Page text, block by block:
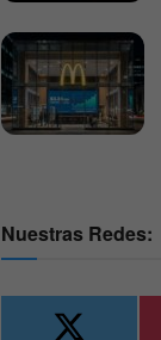
Nuestras Redes: